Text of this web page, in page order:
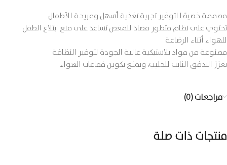
مصممة خصيصًا لتوفير تجربة تغذية أسهل ومريحة للأطفال
تحتوي على نظام متطور مضاد للمغص تساعد على منع ابتلاع الطفل
للهواء أثناء الرضاعة
مصنوعة من مواد بلاستيكية عالية الجودة لتوفير النظافة
تعزز التدفق الثابت للحليب، وتمنع تكوين فقاعات الهواء
مراجعات (0)
منتجات ذات صلة